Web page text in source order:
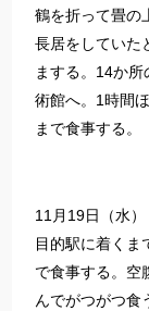
鶴を折って畳の
長居をしていた
まする。14か
術館へ。1時間
まで食事する。
11月19日（水）
目的駅に着くま
で食事する。空
んでがつがつ食